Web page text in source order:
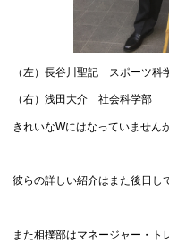
（左）長谷川聖記 スポーツ
（右）浅田大介 社会科学部
きれいなWにはなっていません
彼らの詳しい紹介はまた後日し
また相撲部はマネージャー・ト